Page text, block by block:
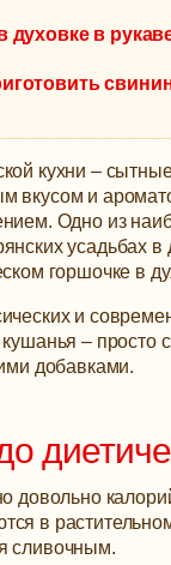
духовке в
кухни –
вкусом и
Одно из
усадьбах в
горшочке в
и
кушанья – просто
добавками.
довольно
в
сливочным.